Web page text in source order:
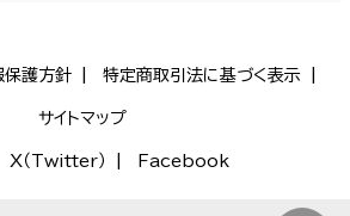
保護方針 特定商取引法に基づく表示
サイトマップ
X（Twitter） Facebook